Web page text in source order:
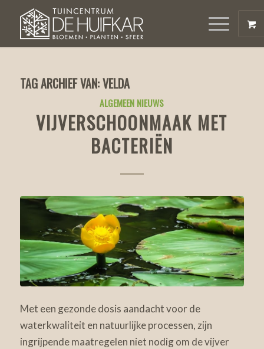
TAG ARCHIEF VAN:VELDA
ALGEMEEN NIEUWS
VIJVERSCHOONMAAK MET
BACTERIËN
Met een gezonde dosis aandacht voor de
waterkwaliteit en natuurlijke processen, zijn
ingrijpende maatregelen niet nodig om de vijver